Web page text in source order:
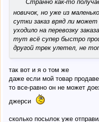
Странно как-то
новичок, но уже из
сутки заказ вряд ли
уходило на перевозку
тут всё супер быстро
другой трек улетел, не
так вот и я о том же
даже если мой товар
то все-равно он не может
джерси
сколько посылок уже